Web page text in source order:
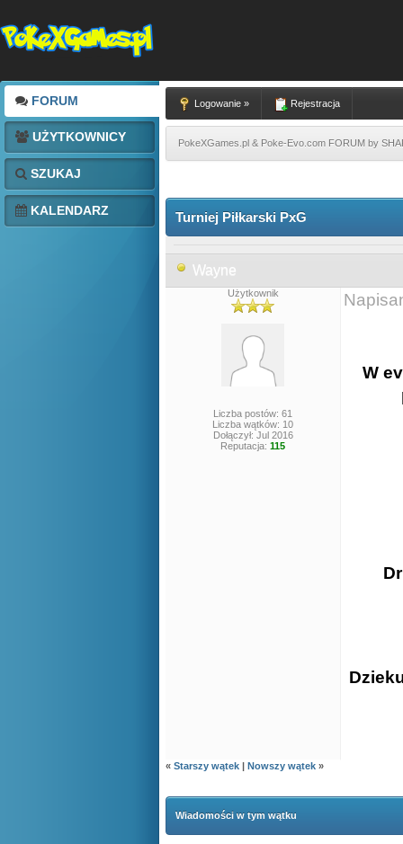
FORUM
UŻYTKOWNICY
SZUKAJ
KALENDARZ
Logowanie » Rejestracja
PokeXGames.pl & Poke-Evo.com FORUM by
Turniej Piłkarski PxG
Wayne
Użytkownik
Liczba postów: 61
Liczba wątków: 10
Dołączył: Jul 2016
Reputacja: 115
W
« Starszy wątek | Nowszy wątek »
Wiadomości w tym wątku